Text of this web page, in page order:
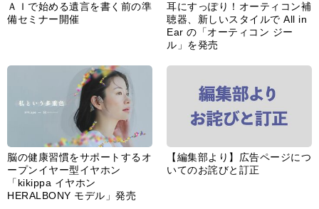
ＡＩで始める遺言を書く前の準
備セミナー開催
耳にすっぽり！オーティコン補
聴器、新しいスタイルで All in
Ear の「オーティコン ジー
ル」を発売
脳の健康習慣をサポートするオ
ープンイヤー型イヤホン
「kikippa イヤホン
HERALBONY モデル」発売
【編集部より】広告ページにつ
いてのお詫びと訂正